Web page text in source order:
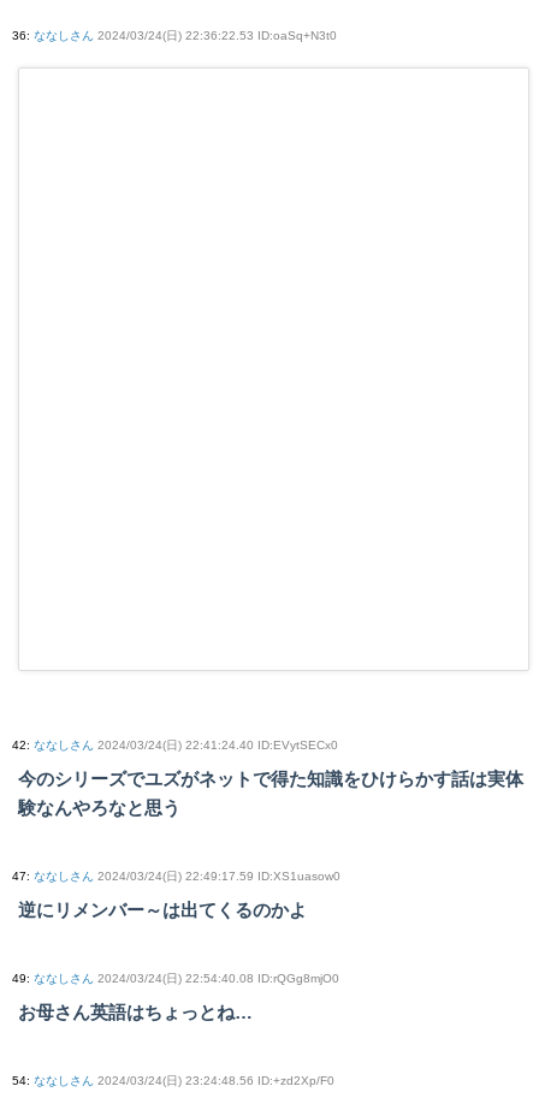
36: ななしさん 2024/03/24(日) 22:36:22.53 ID:oaSq+N3t0
42: ななしさん 2024/03/24(日) 22:41:24.40 ID:EVytSECx0
今のシリーズでユズがネットで得た知識をひけらかす話は実体
験なんやろなと思う
47: ななしさん 2024/03/24(日) 22:49:17.59 ID:XS1uasow0
逆にリメンバー～は出てくるのかよ
49: ななしさん 2024/03/24(日) 22:54:40.08 ID:rQGg8mjO0
お母さん英語はちょっとね…
54: ななしさん 2024/03/24(日) 23:24:48.56 ID:+zd2Xp/F0